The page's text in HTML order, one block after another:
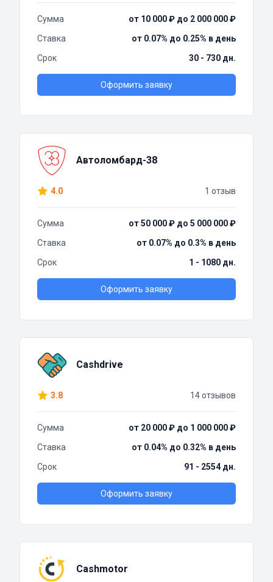
Сумма
от 10 000 ₽ до 2 000 000 ₽
Ставка
от 0.07% до 0.25% в день
Срок
30 - 730 дн.
Оформить заявку
Автоломбард-38
4.0 1 отзыв
Сумма
от 50 000 ₽ до 5 000 000 ₽
Ставка
от 0.07% до 0.3% в день
Срок
1 - 1080 дн.
Оформить заявку
Cashdrive
3.8 14 отзывов
Сумма
от 20 000 ₽ до 1 000 000 ₽
Ставка
от 0.04% до 0.32% в день
Срок
91 - 2554 дн.
Оформить заявку
Cashmotor